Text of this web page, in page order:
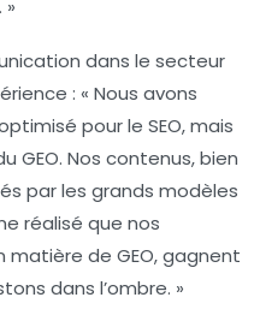
dans le secteur
: « Nous avons
pour le SEO, mais
GEO. Nos contenus, bien
par les grands modèles
réalisé que nos
de GEO, gagnent
dans l’ombre. »